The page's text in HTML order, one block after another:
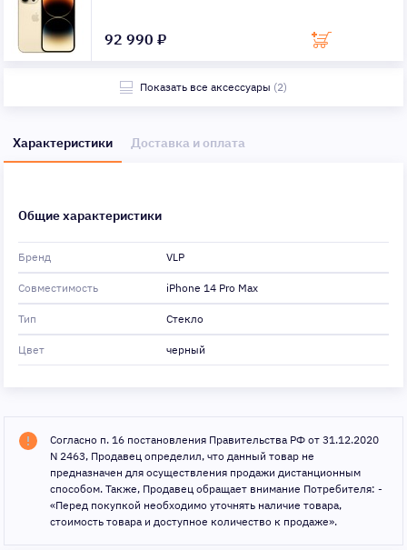
92 990 ₽
Показать все аксессуары (2)
Характеристики Доставка и оплата
Общие характеристики
Бренд VLP
Совместимость iPhone 14 Pro Max
Тип Стекло
Цвет черный
Согласно п. 16 постановления Правительства РФ от 31.12.2020
N 2463, Продавец определил, что данный товар не
предназначен для осуществления продажи дистанционным
способом. Также, Продавец обращает внимание Потребителя: -
«Перед покупкой необходимо уточнять наличие товара,
стоимость товара и доступное количество к продаже».